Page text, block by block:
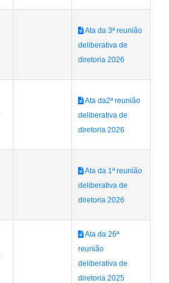
Ata da 3ª reunião
deliberativa de
diretoria 2026
Ata da2ª reunião
deliberativa de
diretoria 2026
Ata da 1ª reunião
deliberativa de
diretoria 2026
Ata da 26ª
reunião
deliberativa de
diretoria 2025